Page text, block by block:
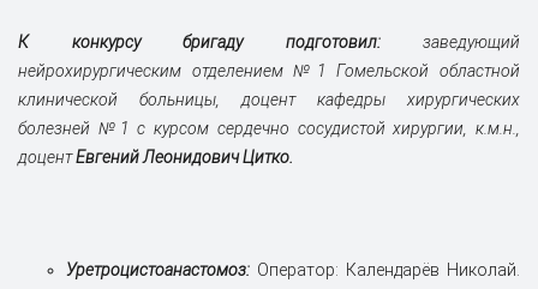
К конкурсу бригаду подготовил:заведующий
нейрохирургическим отделением №1 Гомельской областной
клинической больницы, доцент кафедры хирургических
болезней №1 с курсом сердечно сосудистой хирургии, к.м.н.,
доцентЕвгений Леонидович Цитко.
Уретроцистоанастомоз: Оператор: Календарёв Николай.